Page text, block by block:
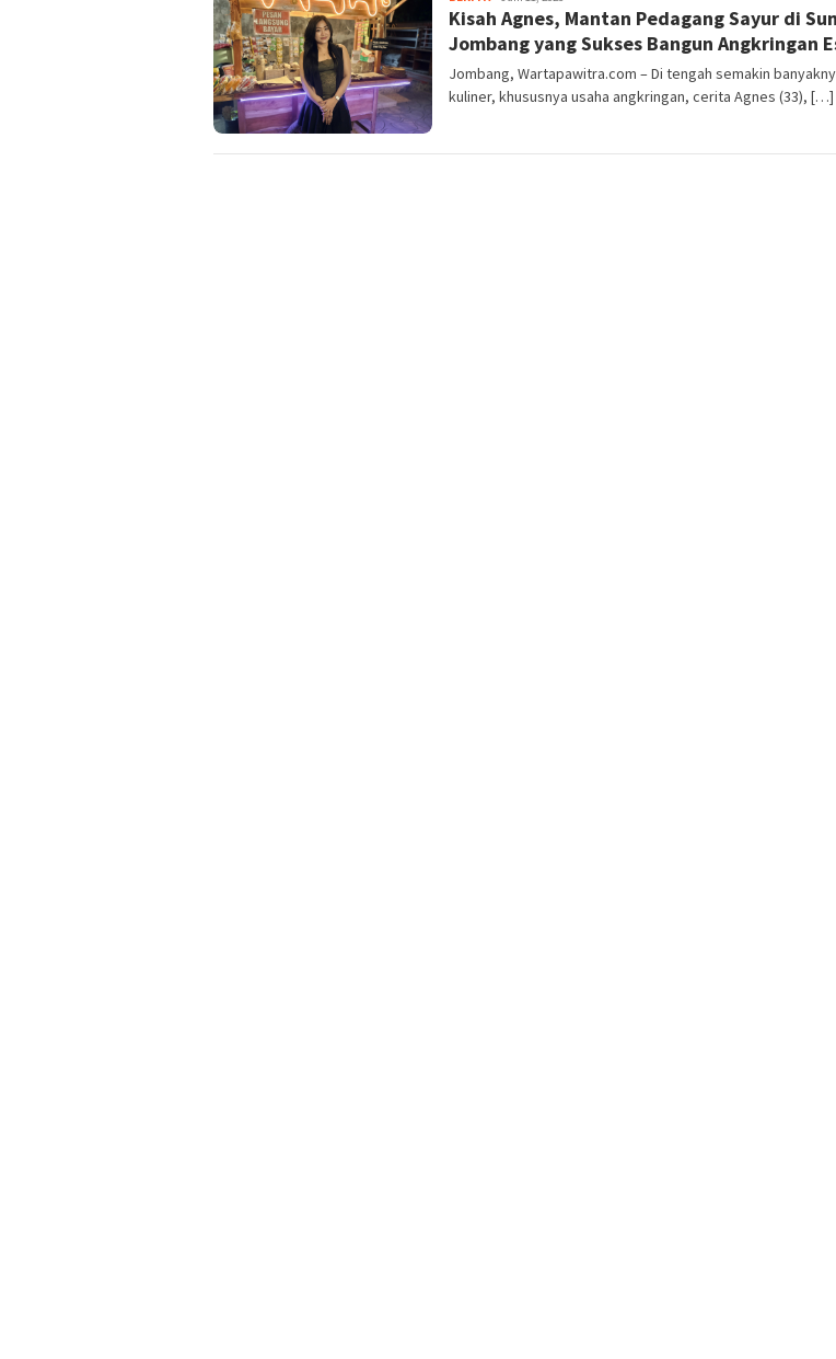
Kisah Agnes, Mantan Pedagang Sayur di
Jombang yang Sukses Bangun Angkringan
Jombang, Wartapawitra.com – Di tengah semakin
kuliner, khususnya usaha angkringan, cerita Agnes (33), […]